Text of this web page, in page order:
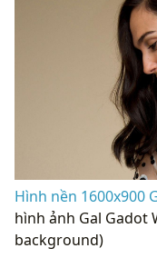
Hình nền 1600x900
hình ảnh Gal Gadot
background)